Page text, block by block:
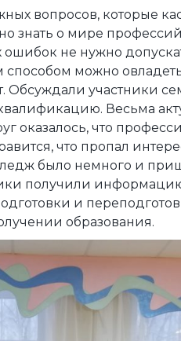
вопросов, которые
знать о мире
не нужно
можно
Обсуждали участники
Весьма
оказалось, что
что пропал
было немного и
получили
и
образования.